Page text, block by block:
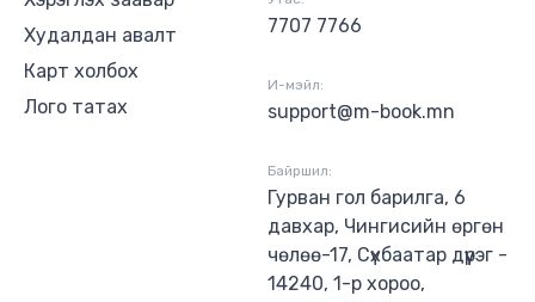
Худалдан авалт
Карт холбох
Лого татах
7707 7766
И-мэйл:
support@m-book.mn
Байршил:
Гурван гол барилга, 6
давхар, Чингисийн өргөн
чөлөө-17, Сүхбаатар дүүрэг -
14240, 1-р хороо,